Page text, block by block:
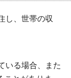
し、世帯の収
いる場合、また